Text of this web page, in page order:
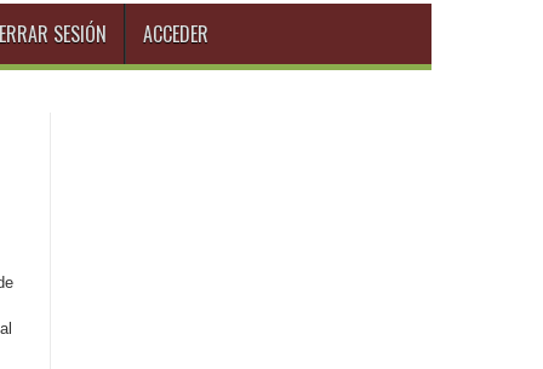
SESIÓN ACCEDER